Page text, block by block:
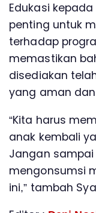
Edukasi
penting untuk
terhadap
memastikan
disediakan
yang aman
“Kita harus
anak kembali
Jangan
mengonsumsi
ini,” tambah